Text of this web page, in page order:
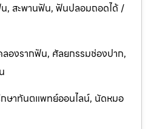
, สะพานฟัน, ฟันปลอมถอดได้ /
องรากฟัน, ศัลยกรรมช่องปาก,
ษาทันตแพทย์ออนไลน์, นัดหมอ